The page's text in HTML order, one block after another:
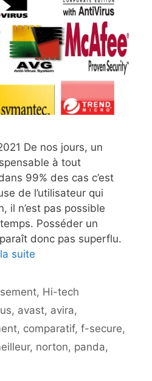
De nos jours, un
à tout
99% des cas c’est
de l’utilisateur qui
il n’est pas possible
Posséder un
donc pas superflu.
suite
, Hi-tech
, avast, avira,
, comparatif, f-secure,
, norton, panda,